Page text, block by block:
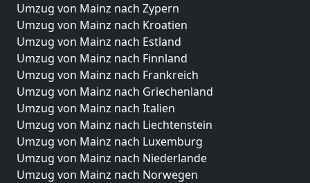
Umzug von Mainz nach Zypern
Umzug von Mainz nach Kroatien
Umzug von Mainz nach Estland
Umzug von Mainz nach Finnland
Umzug von Mainz nach Frankreich
Umzug von Mainz nach Griechenland
Umzug von Mainz nach Italien
Umzug von Mainz nach Liechtenstein
Umzug von Mainz nach Luxemburg
Umzug von Mainz nach Niederlande
Umzug von Mainz nach Norwegen